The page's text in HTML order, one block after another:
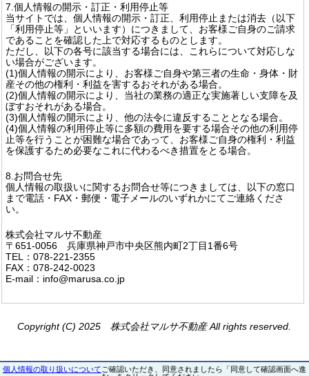
7.個人情報の開示・訂正・利用停止等
当サイトでは、個人情報の開示・訂正、利用停止または消去（以下
「利用停止等」といいます）につきまして、お客様ご自身のご請求
であることを確認した上で対応するものとします。
ただし、以下の各号に該当する場合には、これらについて対応しな
い場合がございます。
(1)個人情報の開示により、お客様ご自身や第三者の生命・身体・財
産その他の権利・利益を害するおそれがある場合。
(2)個人情報の開示により、当社の業務の適正な実施著しい支障を及
ぼすおそれがある場合。
(3)個人情報の開示により、他の法令に違反することとなる場合。
(4)個人情報の利用停止等に多額の費用を要する場合その他の利用停
止等を行うことが困難な場合であって、お客様ご自身の権利・利益
を保護するため必要なこれに代わるべき措置をとる場合。
8.お問合せ先
個人情報の取扱いに関するお問合せ等につきましては、以下の窓口
まで電話・FAX・郵便・電子メールのいずれかにてご連絡くださ
い。
株式会社マルサ不動産
〒651-0056 兵庫県神戸市中央区熊内町2丁目1番6号
TEL：078-221-2355
FAX：078-242-0023
E-mail：info@marusa.co.jp
Copyright (C) 2025 株式会社マルサ不動産 All rights reserved.
個人情報の取り扱いについて ご確認いただき、同意されましたら「同意して確認画面へ進